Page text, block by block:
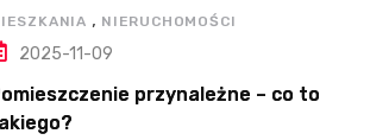
, NIERUCHOMOŚCI
2025-11-09
przynależne – co to